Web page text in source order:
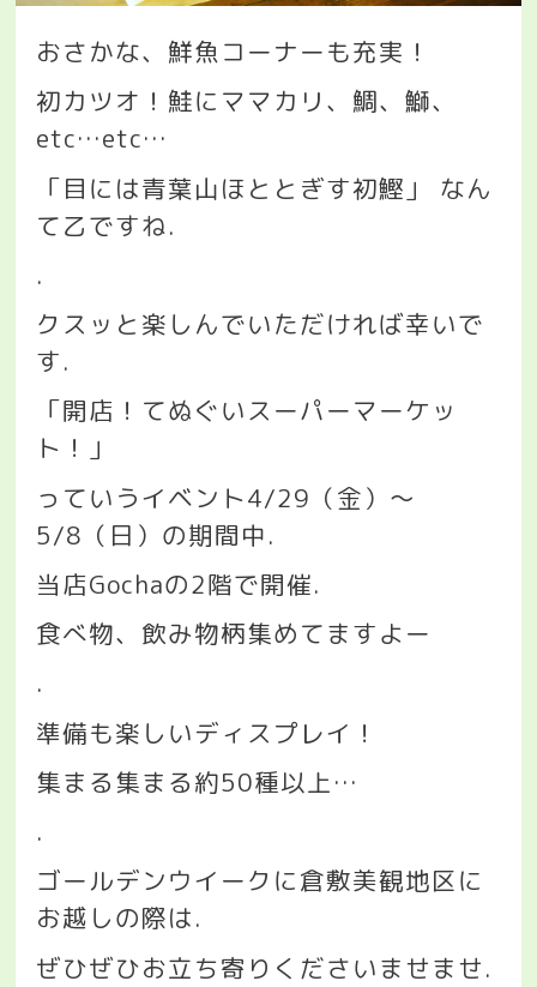
おさかな、鮮魚コーナーも充実！
初カツオ！鮭にママカリ、鯛、鰤、
etc…etc…
「目には青葉山ほととぎす初鰹」
なん
て乙ですね.
.
クスッと楽しんでいただければ幸いで
す.
「開店！てぬぐいスーパーマーケッ
ト！」
っていうイベント4/29 （金）〜
5/8 （日）の期間中.
当店Gochaの2階で開催.
食べ物、飲み物柄集めてますよー
.
準備も楽しいディスプレイ！
集まる集まる約50種以上…
.
ゴールデンウイークに倉敷美観地区に
お越しの際は.
ぜひぜひお立ち寄りくださいませませ.